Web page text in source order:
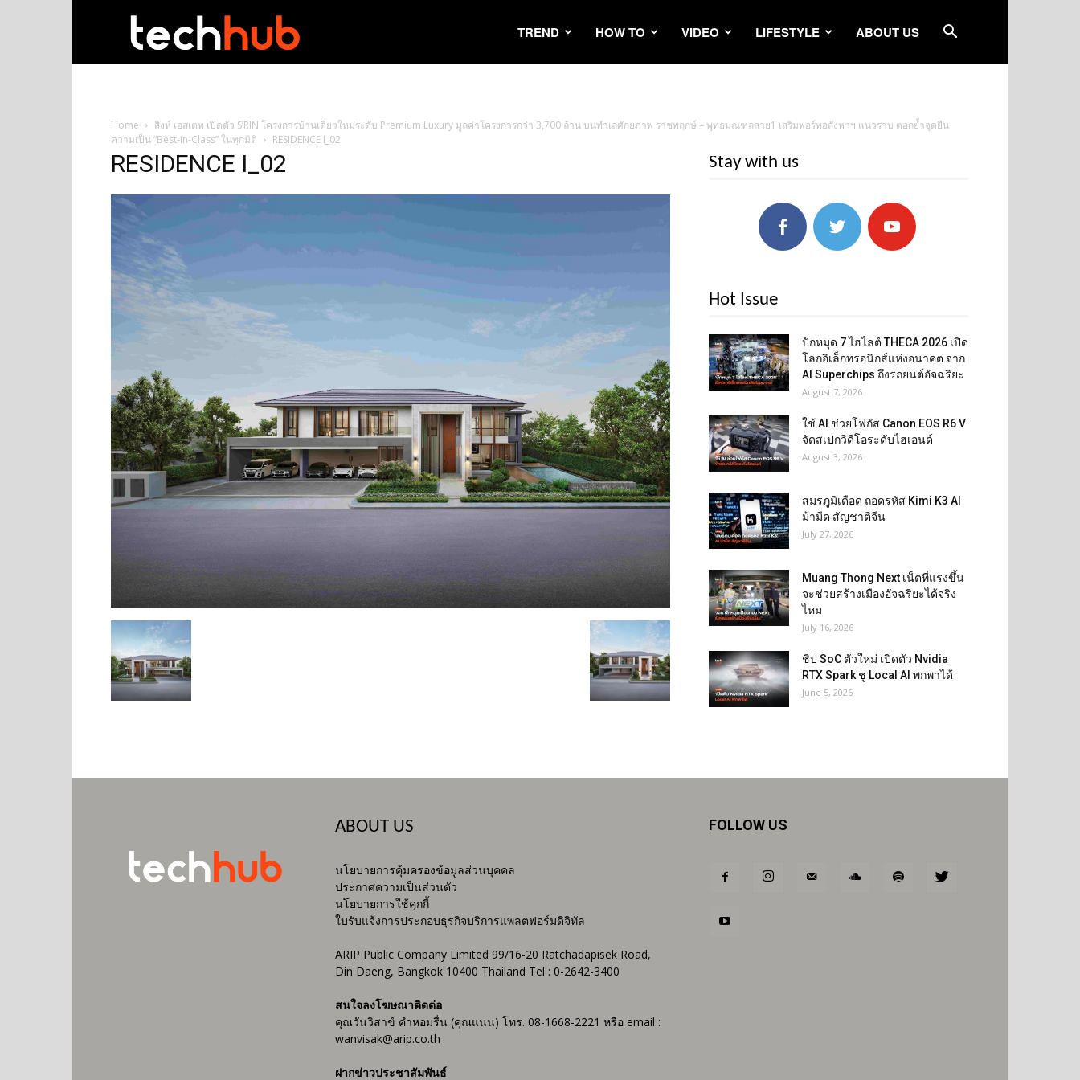
TREND HOW TO VIDEO LIFESTYLE ABOUT US
Home
สิงห์ เอสเตท เปิดตัว S’RIN โครงการบ้านเดี่ยวใหม่ระดับ Premium Luxury มูลค่าโครงการกว่า 3,700 ล้าน บนทำเลศักยภาพ ราชพฤกษ์ – พุทธมณฑลสาย1 เสริมพอร์ทอสังหาฯ แนวราบ ตอกย้ำจุดยืน
ความเป็น “Best-in-Class” ในทุกมิติ
RESIDENCE I_02
RESIDENCE I_02 Stay with us
Hot Issue
ปักหมุด 7 ไฮไลต์ THECA 2026 เปิด
โลกอิเล็กทรอนิกส์แห่งอนาคต จาก
AI Superchips ถึงรถยนต์อัจฉริยะ
August 7, 2026
ใช้ AI ช่วยโฟกัส Canon EOS R6 V
จัดสเปกวิดีโอระดับไฮเอนด์
August 3, 2026
สมรภูมิเดือด ถอดรหัส Kimi K3 AI
ม้ามืด สัญชาติจีน
July 27, 2026
Muang Thong Next เน็ตที่แรงขึ้น
จะช่วยสร้างเมืองอัจฉริยะได้จริง
ไหม
July 16, 2026
ชิป SoC ตัวใหม่ เปิดตัว Nvidia
RTX Spark ชู Local AI พกพาได้
June 5, 2026
ABOUT US
นโยบายการคุ้มครองข้อมูลส่วนบุคคล
ประกาศความเป็นส่วนตัว
นโยบายการใช้คุกกี้
ใบรับแจ้งการประกอบธุรกิจบริการแพลตฟอร์มดิจิทัล
ARIP Public Company Limited 99/16-20 Ratchadapisek Road,
Din Daeng, Bangkok 10400 Thailand Tel : 0-2642-3400
สนใจลงโฆษณาติดต่อ
คุณวันวิสาข์ คำหอมรื่น (คุณแนน) โทร. 08-1668-2221 หรือ email :
wanvisak@arip.co.th
ฝากข่าวประชาสัมพันธ์
FOLLOW US